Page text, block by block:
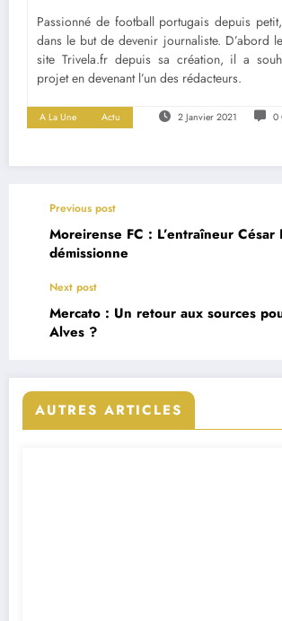
Passionné de football portugais depuis
dans le but de devenir journaliste. D’abord
site Trivela.fr depuis sa création, il a
projet en devenant l’un des rédacteurs.
A La Une Actu 2 Janvier 2021 0
Previous post
Moreirense FC : L’entraîneur César
démissionne
Next post
Mercato : Un retour aux sources
Alves ?
AUTRES ARTICLES